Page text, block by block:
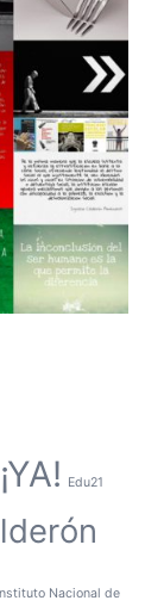
Edu21
Nacional de